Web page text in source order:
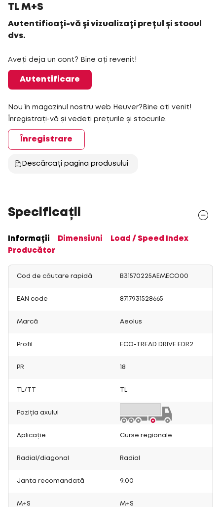
TL M+S
Autentificați-vă și vizualizați prețul și stocul
dvs.
Aveți deja un cont? Bine ați revenit!
Autentificare
Nou în magazinul nostru web Heuver?Bine ați venit!
Înregistrați-vă și vedeți prețurile și stocurile.
Înregistrare
Descărcați pagina produsului
Specificații
Informații Dimensiuni
Load / Speed Index
Producător
Cod de căutare rapidă B31570225AEMECO00
EAN code 8717931528665
Marcă Aeolus
Profil ECO-TREAD DRIVE EDR2
PR 18
TL/TT
Poziția axului
Aplicație Curse regionale
Radial/diagonal Radial
Janta recomandată 9.00
M+S M+S